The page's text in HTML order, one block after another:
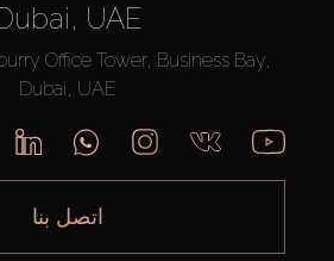
UAE
Office Tower, Business Bay,
Dubai, UAE
اتصل بنا